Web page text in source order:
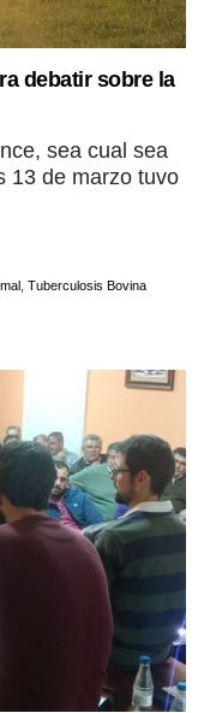
debatir sobre la
sea cual sea
13 de marzo tuvo
, Tuberculosis Bovina